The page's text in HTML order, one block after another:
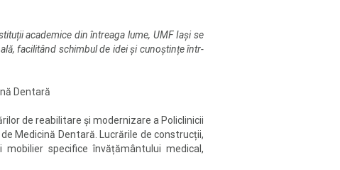
academice din întreaga lume, UMF Iași se
facilitând schimbul de idei și cunoștințe într-
Dentară
de reabilitare şi modernizare a Policlinicii
Medicină Dentară. Lucrările de construcții,
specifice învățământului medical,